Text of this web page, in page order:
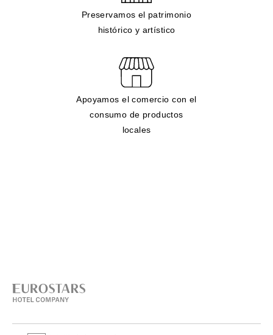
Preservamos el patrimonio
histórico y artístico
Apoyamos el comercio con el
consumo de productos
locales